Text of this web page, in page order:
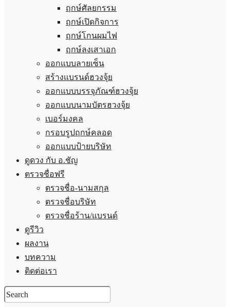
ฤกษ์ศัลยกรรม
ฤกษ์เปิดกิจการ
ฤกษ์โกนผมไฟ
ฤกษ์ลงเสาเอก
ออกแบบลายเซ็น
สร้างแบรนด์ฮวงจุ้ย
ออกแบบบรรจุภัณฑ์ฮวงจุ้ย
ออกแบบนามบัตรฮวงจุ้ย
เบอร์มงคล
กรอบรูปฤกษ์คลอด
ออกแบบป้ายบริษัท
ดูดวง กับ อ.ชัญ
ตรวจชื่อฟรี
ตรวจชื่อ-นามสกุล
ตรวจชื่อบริษัท
ตรวจชื่อร้าน/แบรนด์
ดูรีวิว
ผลงาน
บทความ
ติดต่อเรา